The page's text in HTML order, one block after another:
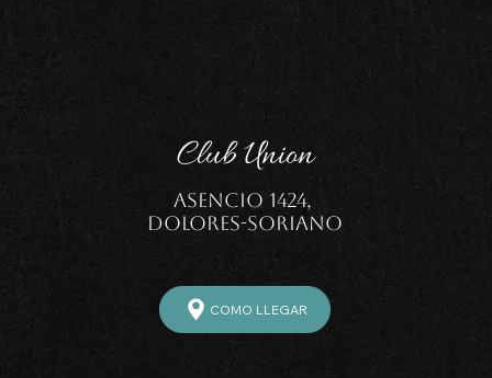
Club Union
Asencio 1424,
Dolores-Soriano
COMO LLEGAR